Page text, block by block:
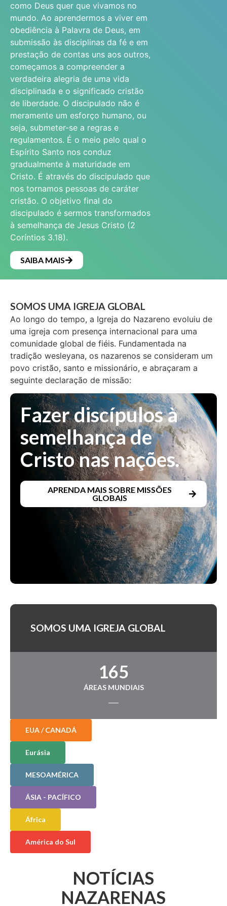
como Deus quer que vivamos no
mundo. Ao aprendermos a viver em
obediência à Palavra de Deus, em
submissão às disciplinas da fé e em
prestação de contas uns aos outros,
começamos a compreender a
verdadeira alegria de uma vida
disciplinada e o significado cristão
de liberdade. O discipulado não é
meramente um esforço humano, ou
seja, submeter-se a regras e
regulamentos. É o meio pelo qual o
Espírito Santo nos conduz
gradualmente à maturidade em
Cristo. É através do discipulado que
nos tornamos pessoas de caráter
cristão. O objetivo final do
discipulado é sermos transformados
à semelhança de Jesus Cristo (2
Coríntios 3.18).
SAIBA MAIS
SOMOS UMA IGREJA GLOBAL
Ao longo do tempo, a Igreja do Nazareno evoluiu de
uma igreja com presença internacional para uma
comunidade global de fiéis. Fundamentada na
tradição wesleyana, os nazarenos se consideram um
povo cristão, santo e missionário, e abraçaram a
seguinte declaração de missão:
Fazer discípulos à
semelhança de
Cristo nas nações.
APRENDA MAIS SOBRE MISSÕES
GLOBAIS
SOMOS UMA IGREJA GLOBAL
165
ÁREAS MUNDIAIS
EUA / CANADÁ
Eurásia
MESOAMÉRICA
ÁSIA - PACÍFICO
África
América do Sul
NOTÍCIAS
NAZARENAS